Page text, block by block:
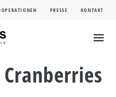
PRESSE KONTAKT